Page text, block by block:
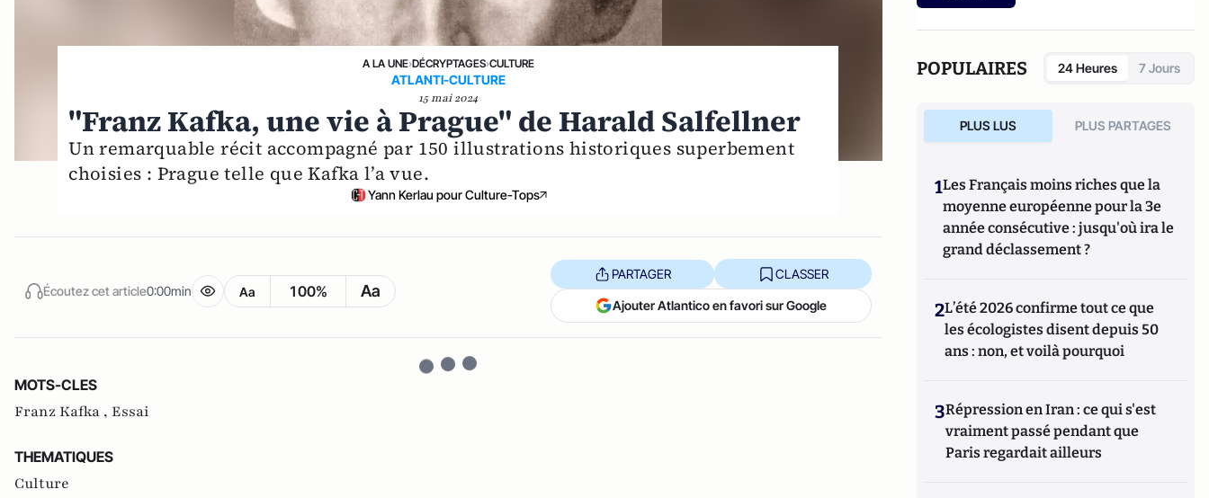
A LA UNE›DÉCRYPTAGES›CULTURE
ATLANTI-CULTURE
15 mai 2024
"Franz Kafka, une vie à Prague" de Harald Salfellner
Un remarquable récit accompagné par 150 illustrations historiques superbement
choisies : Prague telle que Kafka l’a vue.
Yann Kerlau pour Culture-Tops
Écoutez cet article0:00min Aa 100% Aa
PARTAGER CLASSER
Ajouter Atlantico en favori sur Google
MOTS-CLES
Franz Kafka , Essai
THEMATIQUES
Culture
POPULAIRES 24 Heures 7 Jours
PLUS LUS PLUS PARTAGES
1Les Français moins riches que la
moyenne européenne pour la 3e
année consécutive : jusqu'où ira le
grand déclassement ?
2L’été 2026 confirme tout ce que
les écologistes disent depuis 50
ans : non, et voilà pourquoi
3Répression en Iran : ce qui s'est
vraiment passé pendant que
Paris regardait ailleurs